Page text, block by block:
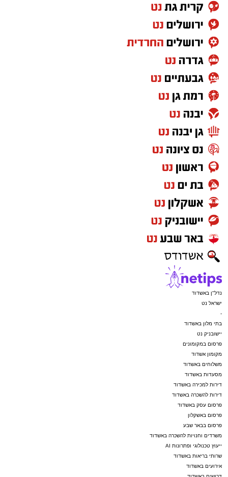
נדל"ן באשדוד
ישראל נט
-
בתי מלון באשדוד
יישובניק נט
פרסום במקומונים
מקומון אשדוד
משלוחים באשדוד
מסעדות באשדוד
דירות למכירה באשדוד
דירות להשכרה באשדוד
פרסום עסק באשדוד
פרסום באשקלון
פרסום בבאר שבע
משרדים וחנויות להשכרה באשדוד
ייעוץ טכנולוגי ופתרונות AI
שרותי בריאות באשדוד
אירועים באשדוד